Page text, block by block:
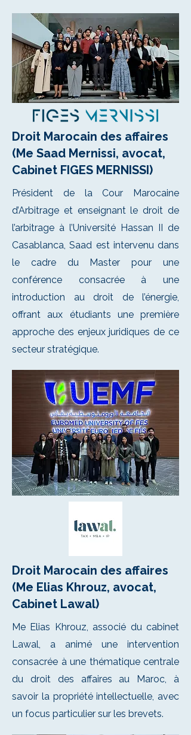
Droit Marocain des affaires
(Me Saad Mernissi, avocat,
Cabinet FIGES MERNISSI)
Président de la Cour Marocaine
d’Arbitrage et enseignant le droit de
l’arbitrage à l’Université Hassan II de
Casablanca, Saad est intervenu dans
le cadre du Master pour une
conférence consacrée à une
introduction au droit de l’énergie,
offrant aux étudiants une première
approche des enjeux juridiques de ce
secteur stratégique.
Droit Marocain des affaires
(Me Elias Khrouz, avocat,
Cabinet Lawal)
Me Elias Khrouz, associé du cabinet
Lawal, a animé une intervention
consacrée à une thématique centrale
du droit des affaires au Maroc, à
savoir la propriété intellectuelle, avec
un focus particulier sur les brevets.